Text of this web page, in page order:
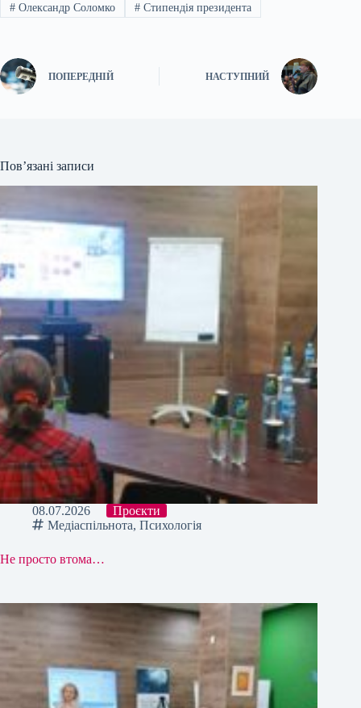
#Олександр Соломко #Стипендія президента
ПОПЕРЕДНІЙ НАСТУПНИЙ
Пов’язані записи
08.07.2026
Проєкти
Медіаспільнота, Психологія
Не просто втома…